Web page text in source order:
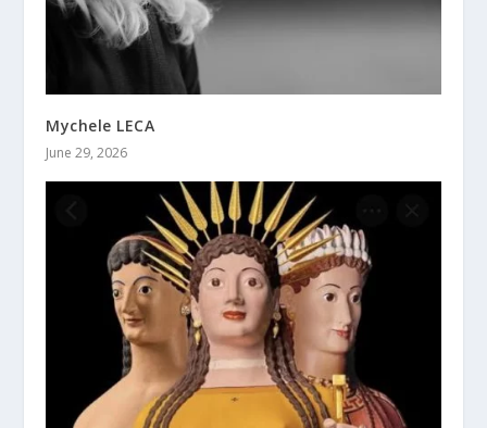
Mychele LECA
June 29, 2026